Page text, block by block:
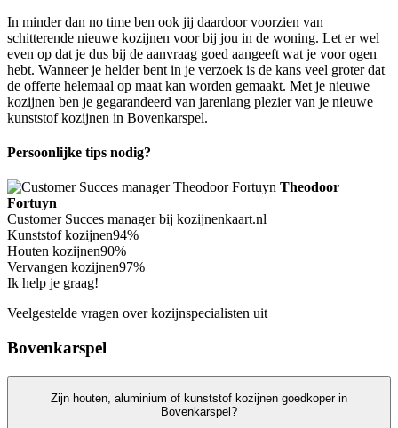
In minder dan no time ben ook jij daardoor voorzien van
schitterende nieuwe kozijnen voor bij jou in de woning. Let er wel
even op dat je dus bij de aanvraag goed aangeeft wat je voor ogen
hebt. Wanneer je helder bent in je verzoek is de kans veel groter dat
de offerte helemaal op maat kan worden gemaakt. Met je nieuwe
kozijnen ben je gegarandeerd van jarenlang plezier van je nieuwe
kunststof kozijnen in Bovenkarspel.
Persoonlijke tips nodig?
Theodoor
Fortuyn
Customer Succes manager bij kozijnenkaart.nl
Kunststof kozijnen94%
Houten kozijnen90%
Vervangen kozijnen97%
Ik help je graag!
Veelgestelde vragen over kozijnspecialisten uit
Bovenkarspel
Zijn houten, aluminium of kunststof kozijnen goedkoper in
Bovenkarspel?